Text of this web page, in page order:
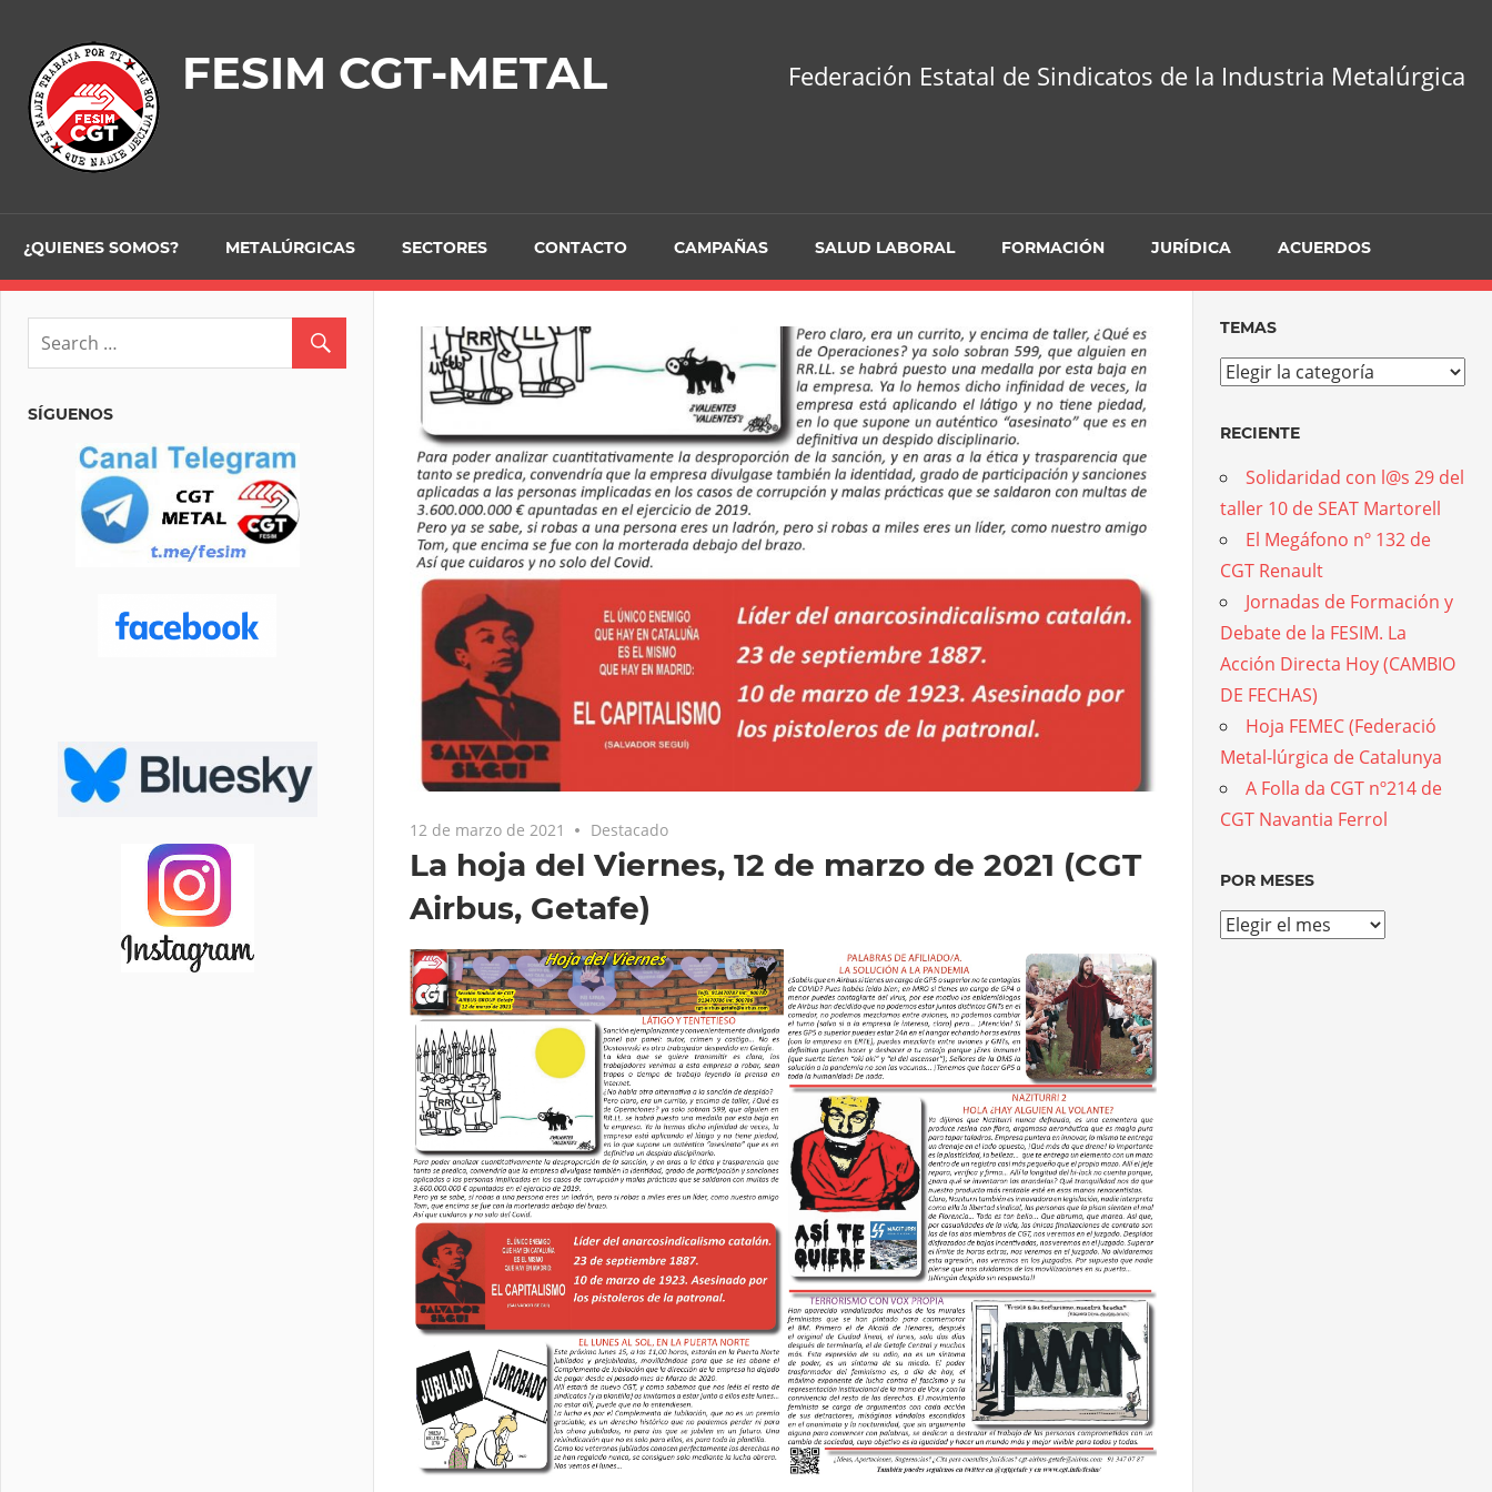
content
FESIM CGT-METAL Federación Estatal de Sindicatos de la Industria Metalúrgica
¿QUIENES SOMOS? METALÚRGICAS SECTORES CONTACTO CAMPAÑAS SALUD LABORAL FORMACIÓN JURÍDICA ACUERDOS
12 de marzo de 2021 Destacado
La hoja del Viernes, 12 de marzo de 2021 (CGT
Airbus, Getafe)
SÍGUENOS
TEMAS
Temas
RECIENTE
Solidaridad con l@s 29 del
taller 10 de SEAT Martorell
El Megáfono nº 132 de
CGT Renault
Jornadas de Formación y
Debate de la FESIM. La
Acción Directa Hoy (CAMBIO
DE FECHAS)
Hoja FEMEC (Federació
Metal-lúrgica de Catalunya
A Folla da CGT nº214 de
CGT Navantia Ferrol
POR MESES
Por